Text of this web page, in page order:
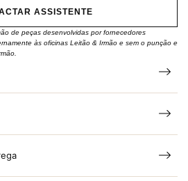
ASSISTENTE
de peças desenvolvidas por fornecedores
às oficinas Leitão & Irmão e sem o punção e